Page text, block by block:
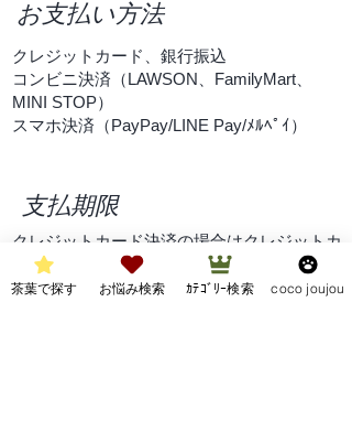
お支払い方法
クレジットカード、銀行振込
コンビニ決済（LAWSON、FamilyMart、
MINI STOP）
スマホ決済（PayPay/LINE Pay/ﾒﾙﾍﾟｲ）
支払期限
クレジットカード決済の場合はクレジットカ
ード会社指定の引落日となります。
茶葉で探す お悩み検索 ｶﾃｺﾞﾘｰ検索 coco joujou